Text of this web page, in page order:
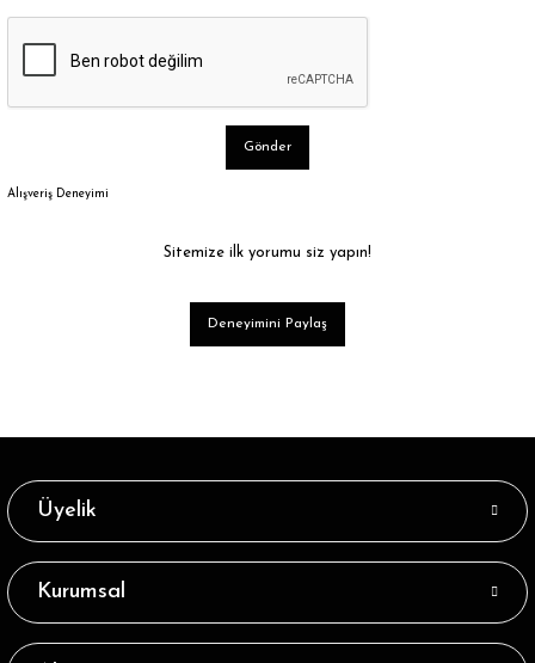
Gönder
Alışveriş Deneyimi
Sitemize ilk yorumu siz yapın!
Deneyimini Paylaş
Üyelik
Kurumsal